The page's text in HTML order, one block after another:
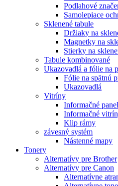
Podlahové
Samolepiace
Sklenené tabule
Držiaky na
Magnetky na
Stierky na
Tabule kombinované
Ukazovadlá a fólie na
Fólie na spätnú
Ukazovadlá
Vitríny
Informačné
Informačné
Klip rámy
závesný systém
Nástenné mapy
Tonery
Alternatívy pre Brother
Alternatívy pre Canon
Alternatívne